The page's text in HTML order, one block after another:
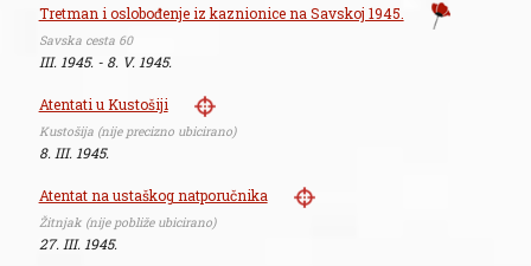
Tretman i oslobođenje iz kaznionice na Savskoj 1945.
Savska cesta 60
III. 1945. - 8. V. 1945.
Atentati u Kustošiji
Kustošija (nije precizno ubicirano)
8. III. 1945.
Atentat na ustaškog natporučnika
Žitnjak (nije pobliže ubicirano)
27. III. 1945.